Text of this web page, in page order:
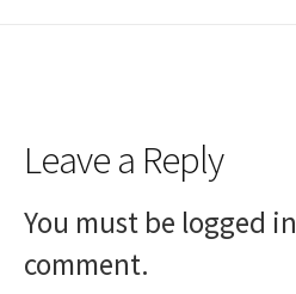
Leave a Reply
You must be logged in
comment.